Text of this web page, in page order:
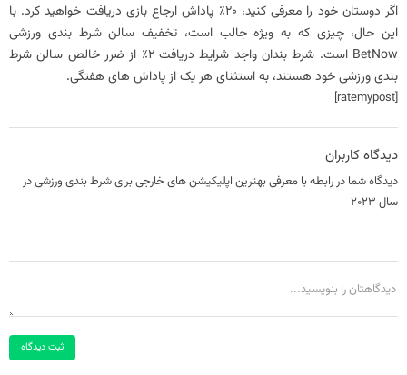
اگر دوستان خود را معرفی کنید، 20٪ پاداش ارجاع بازی دریافت خواهید کرد. با
این حال، چیزی که به ویژه جالب است، تخفیف سالن شرط بندی ورزشی
BetNow است. شرط‌ بندان واجد شرایط دریافت 2٪ از ضرر خالص سالن شرط
بندی ورزشی خود هستند، به استثنای هر یک از پاداش‌ های هفتگی.
[ratemypost]
دیدگاه کاربران
دیدگاه شما در رابطه با معرفی بهترین اپلیکیشن های خارجی برای شرط بندی ورزشی در
سال 2023
ثبت دیدگاه